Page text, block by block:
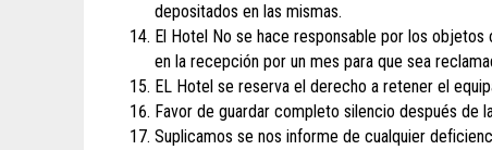
depositados en las mismas.
El Hotel No se hace responsable por los
en la recepción por un mes para que sea
EL Hotel se reserva el derecho a retener el
Favor de guardar completo silencio después de
Suplicamos se nos informe de cualquier